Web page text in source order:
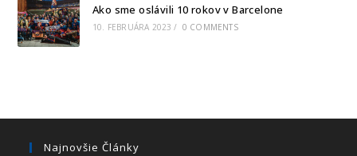
Ako sme oslávili 10 rokov v Barcelone
10. FEBRUÁRA 2023 / 0 COMMENTS
Najnovšie Články